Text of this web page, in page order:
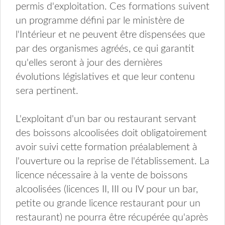
permis d'exploitation. Ces formations suivent
un programme défini par le ministère de
l'Intérieur et ne peuvent être dispensées que
par des organismes agréés, ce qui garantit
qu'elles seront à jour des dernières
évolutions législatives et que leur contenu
sera pertinent.
L'exploitant d'un bar ou restaurant servant
des boissons alcoolisées doit obligatoirement
avoir suivi cette formation préalablement à
l'ouverture ou la reprise de l'établissement. La
licence nécessaire à la vente de boissons
alcoolisées (licences II, III ou IV pour un bar,
petite ou grande licence restaurant pour un
restaurant) ne pourra être récupérée qu'après